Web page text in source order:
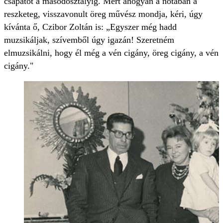
reszketeg, visszavonult öreg művész mondja, kéri, úgy
kívánta ő, Czibor Zoltán is: „Egyszer még hadd
muzsikáljak, szívemből úgy igazán! Szeretném
elmuzsikálni, hogy él még a vén cigány, öreg cigány, a vén
cigány."